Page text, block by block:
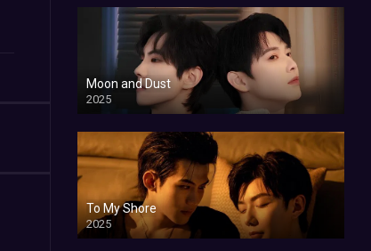
Moon and Dust
2025
To My Shore
2025